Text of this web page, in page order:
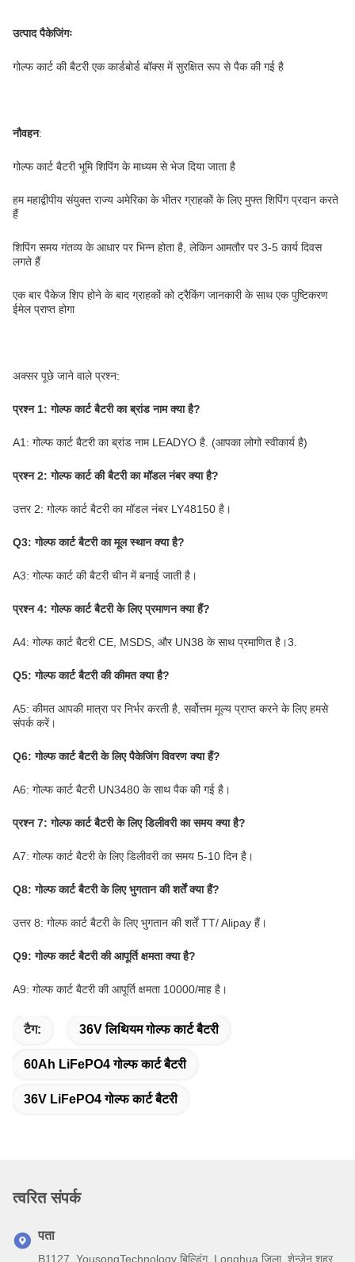
उत्पाद पैकेजिंगः
गोल्फ कार्ट की बैटरी एक कार्डबोर्ड बॉक्स में सुरक्षित रूप से पैक की गई है
नौवहन:
गोल्फ कार्ट बैटरी भूमि शिपिंग के माध्यम से भेज दिया जाता है
हम महाद्वीपीय संयुक्त राज्य अमेरिका के भीतर ग्राहकों के लिए मुफ्त शिपिंग प्रदान करते
हैं
शिपिंग समय गंतव्य के आधार पर भिन्न होता है, लेकिन आमतौर पर 3-5 कार्य दिवस
लगते हैं
एक बार पैकेज शिप होने के बाद ग्राहकों को ट्रैकिंग जानकारी के साथ एक पुष्टिकरण
ईमेल प्राप्त होगा
अक्सर पूछे जाने वाले प्रश्न:
प्रश्न 1: गोल्फ कार्ट बैटरी का ब्रांड नाम क्या है?
A1: गोल्फ कार्ट बैटरी का ब्रांड नाम LEADYO है. (आपका लोगो स्वीकार्य है)
प्रश्न 2: गोल्फ कार्ट की बैटरी का मॉडल नंबर क्या है?
उत्तर 2: गोल्फ कार्ट बैटरी का मॉडल नंबर LY48150 है।
Q3: गोल्फ कार्ट बैटरी का मूल स्थान क्या है?
A3: गोल्फ कार्ट की बैटरी चीन में बनाई जाती है।
प्रश्न 4: गोल्फ कार्ट बैटरी के लिए प्रमाणन क्या हैं?
A4: गोल्फ कार्ट बैटरी CE, MSDS, और UN38 के साथ प्रमाणित है।3.
Q5: गोल्फ कार्ट बैटरी की कीमत क्या है?
A5: कीमत आपकी मात्रा पर निर्भर करती है, सर्वोत्तम मूल्य प्राप्त करने के लिए हमसे
संपर्क करें।
Q6: गोल्फ कार्ट बैटरी के लिए पैकेजिंग विवरण क्या हैं?
A6: गोल्फ कार्ट बैटरी UN3480 के साथ पैक की गई है।
प्रश्न 7: गोल्फ कार्ट बैटरी के लिए डिलीवरी का समय क्या है?
A7: गोल्फ कार्ट बैटरी के लिए डिलीवरी का समय 5-10 दिन है।
Q8: गोल्फ कार्ट बैटरी के लिए भुगतान की शर्तें क्या हैं?
उत्तर 8: गोल्फ कार्ट बैटरी के लिए भुगतान की शर्तें TT/ Alipay हैं।
Q9: गोल्फ कार्ट बैटरी की आपूर्ति क्षमता क्या है?
A9: गोल्फ कार्ट बैटरी की आपूर्ति क्षमता 10000/माह है।
टैग: 36V लिथियम गोल्फ कार्ट बैटरी
60Ah LiFePO4 गोल्फ कार्ट बैटरी
36V LiFePO4 गोल्फ कार्ट बैटरी
त्वरित संपर्क
पता
B1127, YousongTechnology बिल्डिंग, Longhua जिला, शेन्ज़ेन शहर,